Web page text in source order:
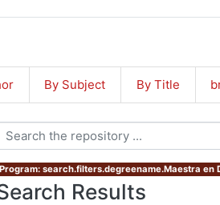
By Subject By Title
Program: search.filters.degreename.Maestra en
Results